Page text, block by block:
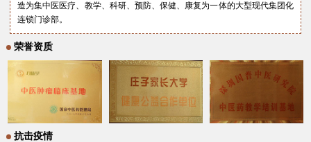
造为集中医医疗、教学、科研、预防、保健、康复为一体的大型现代集团化
连锁门诊部。
荣誉资质
抗击疫情